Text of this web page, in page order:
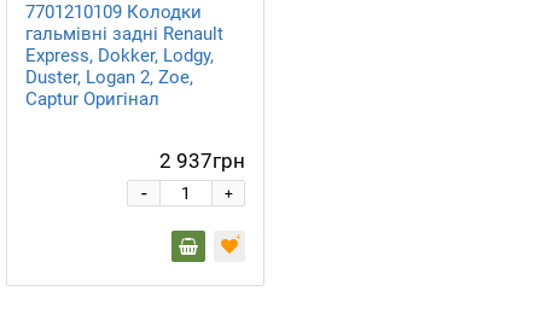
7701210109 Колодки
гальмівні задні Renault
Express, Dokker, Lodgy,
Duster, Logan 2, Zoe,
Captur Оригінал
2 937грн
+
-